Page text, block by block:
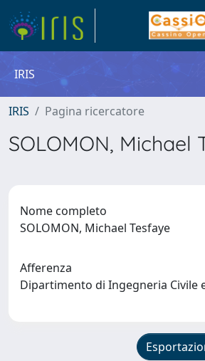
IRIS
IRIS Pagina ricercatore
SOLOMON, Michael
Nome completo
SOLOMON, Michael Tesfaye
Afferenza
Dipartimento di Ingegneria Civile